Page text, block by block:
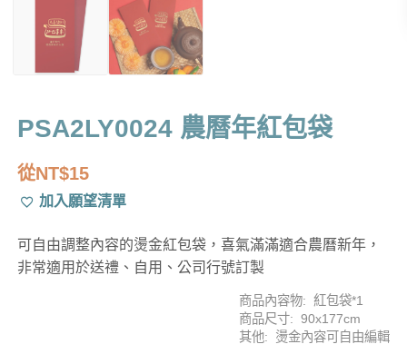
PSA2LY0024 農曆年紅包袋
從NT$15
加入願望清單
可自由調整內容的燙金紅包袋，喜氣滿滿適合農曆新年，
非常適用於送禮、自用、公司行號訂製
商品內容物: 紅包袋*1
商品尺寸: 90x177cm
其他: 燙金內容可自由編輯